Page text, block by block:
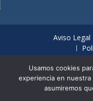
Aviso Legal
Looking for a thrilling
table games, and live
Usamos cookies
experiencia en
asumiremos